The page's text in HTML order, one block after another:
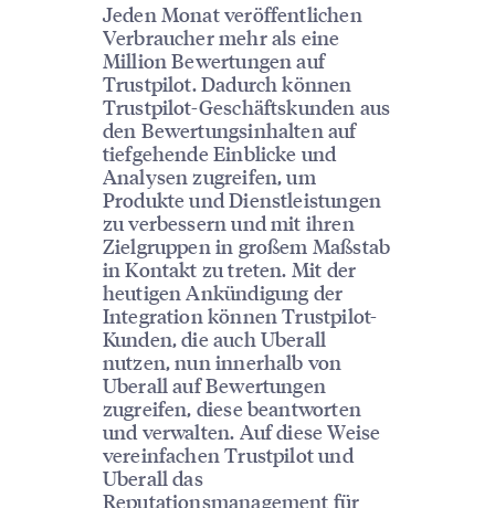
Jeden Monat veröffentlichen
Verbraucher mehr als eine
Million Bewertungen auf
Trustpilot. Dadurch können
Trustpilot-Geschäftskunden aus
den Bewertungsinhalten auf
tiefgehende Einblicke und
Analysen zugreifen, um
Produkte und Dienstleistungen
zu verbessern und mit ihren
Zielgruppen in großem Maßstab
in Kontakt zu treten. Mit der
heutigen Ankündigung der
Integration können Trustpilot-
Kunden, die auch Uberall
nutzen, nun innerhalb von
Uberall auf Bewertungen
zugreifen, diese beantworten
und verwalten. Auf diese Weise
vereinfachen Trustpilot und
Uberall das
Reputationsmanagement für